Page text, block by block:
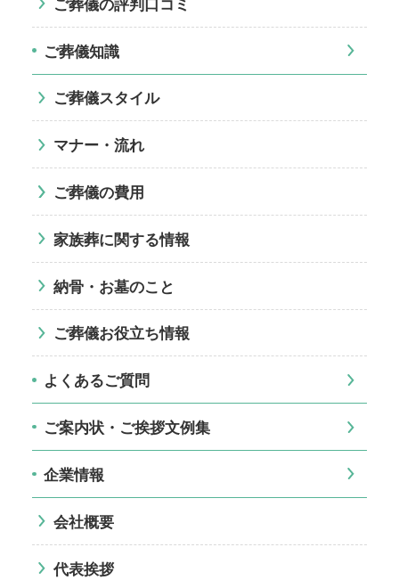
ご葬儀知識
ご葬儀スタイル
マナー・流れ
ご葬儀の費用
家族葬に関する情報
納骨・お墓のこと
ご葬儀お役立ち情報
よくあるご質問
ご案内状・ご挨拶文例集
企業情報
会社概要
代表挨拶